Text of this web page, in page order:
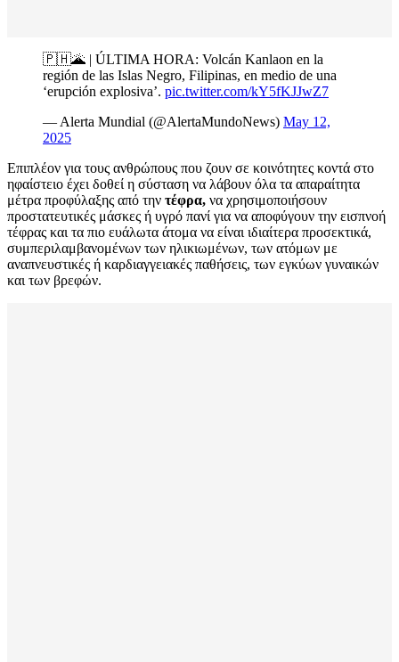
🇵🇭🌋 | ÚLTIMA HORA: Volcán Kanlaon en la
región de las Islas Negro, Filipinas, en medio de una
‘erupción explosiva’. pic.twitter.com/kY5fKJJwZ7
— Alerta Mundial (@AlertaMundoNews) May 12,
2025
Επιπλέον για τους ανθρώπους που ζουν σε κοινότητες κοντά στο
ηφαίστειο έχει δοθεί η σύσταση να λάβουν όλα τα απαραίτητα
μέτρα προφύλαξης από την τέφρα, να χρησιμοποιήσουν
προστατευτικές μάσκες ή υγρό πανί για να αποφύγουν την εισπνοή
τέφρας και τα πιο ευάλωτα άτομα να είναι ιδιαίτερα προσεκτικά,
συμπεριλαμβανομένων των ηλικιωμένων, των ατόμων με
αναπνευστικές ή καρδιαγγειακές παθήσεις, των εγκύων γυναικών
και των βρεφών.